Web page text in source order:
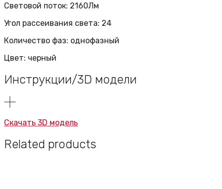
Световой поток: 2160Лм
Угол рассеивания света: 24
Количество фаз: однофазный
Цвет: черный
Инструкции/3D модели
Скачать 3D модель
Related products